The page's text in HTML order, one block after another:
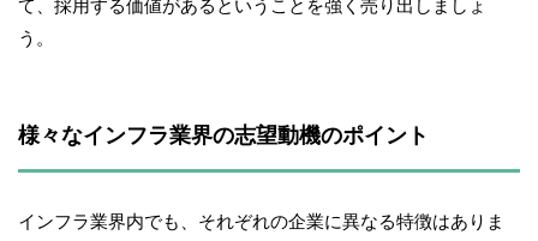
て、採用する価値があるということを強く売り出しましょ
う。
様々なインフラ業界の志望動機のポイント
インフラ業界内でも、それぞれの企業に異なる特徴はありま